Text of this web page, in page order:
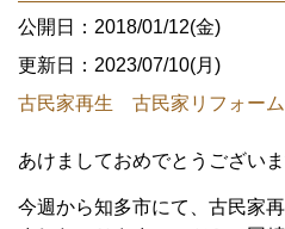
公開日：2018/01/12(金)
更新日：2023/07/10(月)
古民家再生 古民家リフォーム
あけましておめでとうございま
今週から知多市にて、古民家